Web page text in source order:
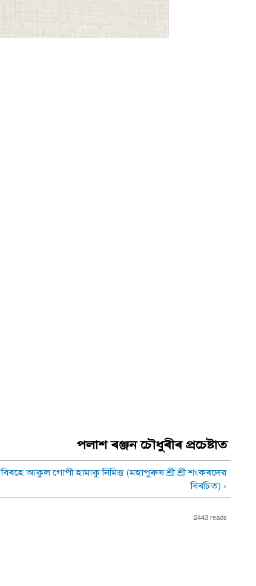
পলাশ ৰঞ্জন চৌধুৰীৰ প্ৰচেষ্টাত
বিৰহে আকুল গােপী হামাকু নিমিত্ত (মহাপুৰুষ শ্ৰী শ্ৰী শংকৰদেৱ
বিৰচিত) ›
2443 reads